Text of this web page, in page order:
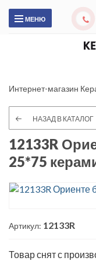
МЕНЮ
Интернет-магазин
НАЗАД В КАТАЛОГ
12133R
25*75
Артикул: 12133R
Товар снят с